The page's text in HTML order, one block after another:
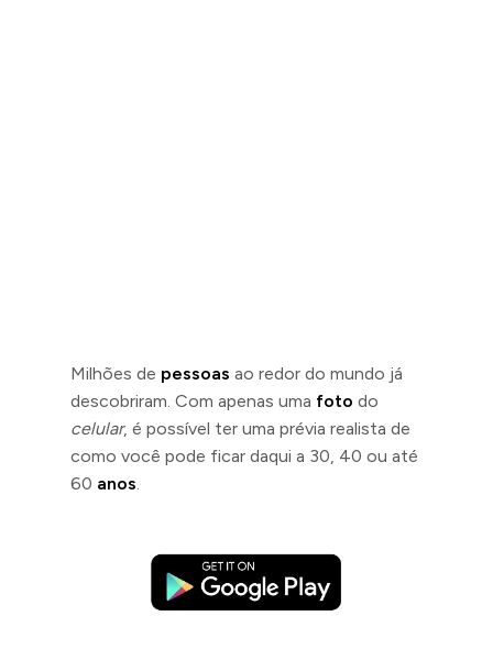
Milhões de pessoas ao redor do mundo já
descobriram. Com apenas uma foto do
celular, é possível ter uma prévia realista de
como você pode ficar daqui a 30, 40 ou até
60 anos.